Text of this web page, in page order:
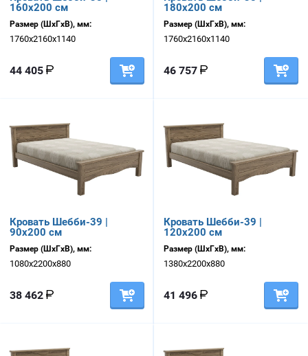
160х200 см
Размер (ШхГхВ), мм:
1760х2160х1140
44 405
180х200 см
Размер (ШхГхВ), мм:
1760х2160х1140
46 757
Кровать Шебби-39 |
90х200 см
Размер (ШхГхВ), мм:
1080х2200х880
38 462
Кровать Шебби-39 |
120х200 см
Размер (ШхГхВ), мм:
1380х2200х880
41 496